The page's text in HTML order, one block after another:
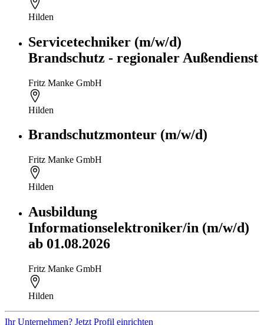
Hilden
Servicetechniker (m/w/d)
Brandschutz - regionaler Außendienst
Fritz Manke GmbH
Hilden
Brandschutzmonteur (m/w/d)
Fritz Manke GmbH
Hilden
Ausbildung
Informationselektroniker/in (m/w/d)
ab 01.08.2026
Fritz Manke GmbH
Hilden
Ihr Unternehmen? Jetzt Profil einrichten